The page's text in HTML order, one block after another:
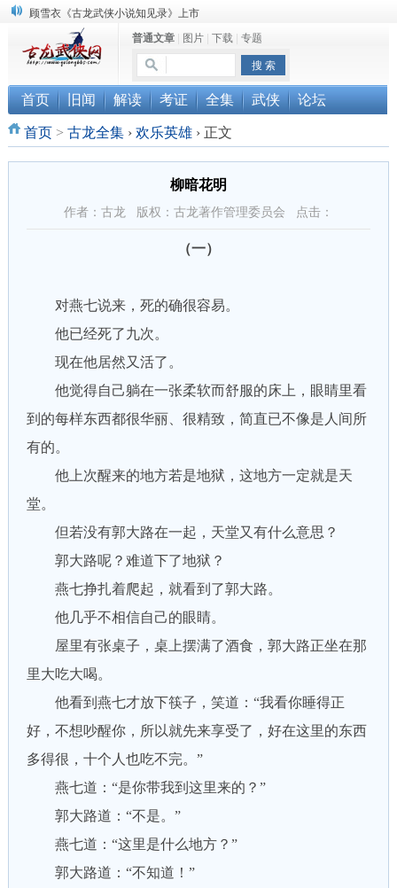
顾雪衣《古龙武侠小说知见录》上市
“武侠书库”查缺补漏活动圆满结束
《古龙小说原貌探究》修订版已上市
普通文章| 图片| 下载| 专题
首页 旧闻 解读 考证 全集 武侠 论坛
首页> 古龙全集 › 欢乐英雄 ›正文
柳暗花明
作者：古龙 版权：古龙著作管理委员会 点击：
（一）
对燕七说来，死的确很容易。
他已经死了九次。
现在他居然又活了。
他觉得自己躺在一张柔软而舒服的床上，眼睛里看
到的每样东西都很华丽、很精致，简直已不像是人间所
有的。
他上次醒来的地方若是地狱，这地方一定就是天
堂。
但若没有郭大路在一起，天堂又有什么意思？
郭大路呢？难道下了地狱？
燕七挣扎着爬起，就看到了郭大路。
他几乎不相信自己的眼睛。
屋里有张桌子，桌上摆满了酒食，郭大路正坐在那
里大吃大喝。
他看到燕七才放下筷子，笑道：“我看你睡得正
好，不想吵醒你，所以就先来享受了，好在这里的东西
多得很，十个人也吃不完。”
燕七道：“是你带我到这里来的？”
郭大路道：“不是。”
燕七道：“这里是什么地方？”
郭大路道：“不知道！”